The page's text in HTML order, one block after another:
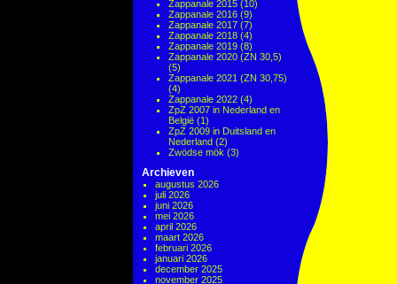
Zappanale 2015 (10)
Zappanale 2016 (9)
Zappanale 2017 (7)
Zappanale 2018 (4)
Zappanale 2019 (8)
Zappanale 2020 (ZN 30,5)
(5)
Zappanale 2021 (ZN 30,75)
(4)
Zappanale 2022 (4)
ZpZ 2007 in Nederland en
België (1)
ZpZ 2009 in Duitsland en
Nederland (2)
Zwödse mök (3)
Archieven
augustus 2026
juli 2026
juni 2026
mei 2026
april 2026
maart 2026
februari 2026
januari 2026
december 2025
november 2025